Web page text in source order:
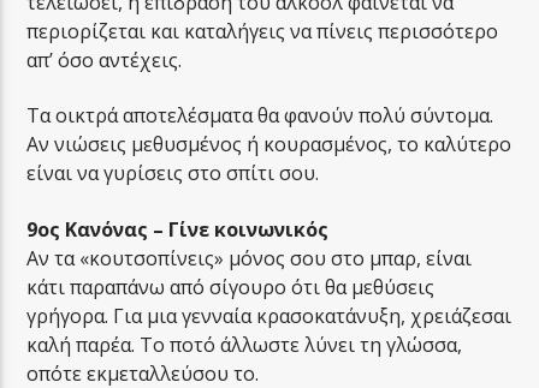
περιορίζεται και καταλήγεις να πίνεις περισσότερο
απ’ όσο αντέχεις.
Τα οικτρά αποτελέσματα θα φανούν πολύ σύντομα.
Αν νιώσεις μεθυσμένος ή κουρασμένος, το καλύτερο
είναι να γυρίσεις στο σπίτι σου.
9ος Κανόνας – Γίνε κοινωνικός
Αν τα «κουτσοπίνεις» μόνος σου στο μπαρ, είναι
κάτι παραπάνω από σίγουρο ότι θα μεθύσεις
γρήγορα. Για μια γενναία κρασοκατάνυξη, χρειάζεσαι
καλή παρέα. Το ποτό άλλωστε λύνει τη γλώσσα,
οπότε εκμεταλλεύσου το.